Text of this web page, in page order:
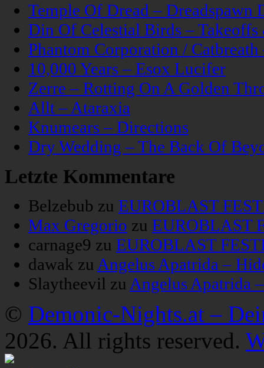
Temple Of Dread – Dreadspawn
Din Of Celestial Birds –
Phantom Corporation /
10,000 Years – Esox Lucifer
Zerre – Rotting On A Golden
Allt – Ataraxia
Knumears – Directions
Dry Wedding – The Back Of
Letzte Kommentare
Belzebub zu EUROBLAST
Max Gregorio zu EUROBLAST
carnage9 zu EUROBLAST
dawak zu Angelus Apatrida –
Slaytheevil zu Angelus Apatrida
© Demonic-Nights.at –
2026. All rights reserved.